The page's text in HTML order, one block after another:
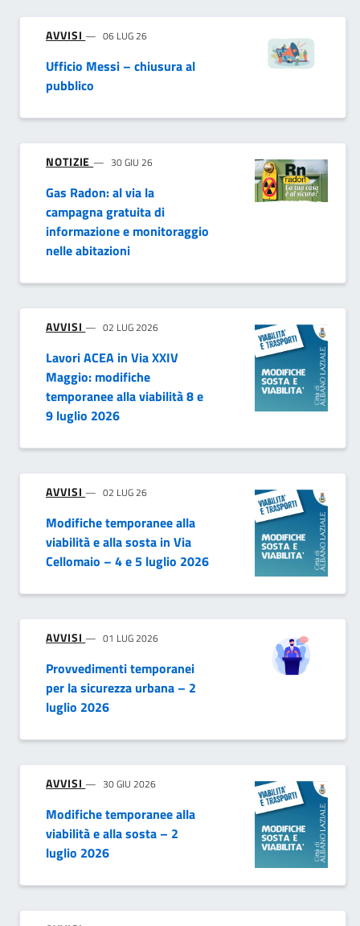
AVVISI 06 LUG 26
Ufficio Messi – chiusura al
pubblico
NOTIZIE 30 GIU 26
Gas Radon: al via la
campagna gratuita di
informazione e monitoraggio
nelle abitazioni
AVVISI 02 LUG 2026
Lavori ACEA in Via XXIV
Maggio: modifiche
temporanee alla viabilità 8 e
9 luglio 2026
AVVISI 02 LUG 26
Modifiche temporanee alla
viabilità e alla sosta in Via
Cellomaio – 4 e 5 luglio 2026
AVVISI 01 LUG 2026
Provvedimenti temporanei
per la sicurezza urbana – 2
luglio 2026
AVVISI 30 GIU 2026
Modifiche temporanee alla
viabilità e alla sosta – 2
luglio 2026